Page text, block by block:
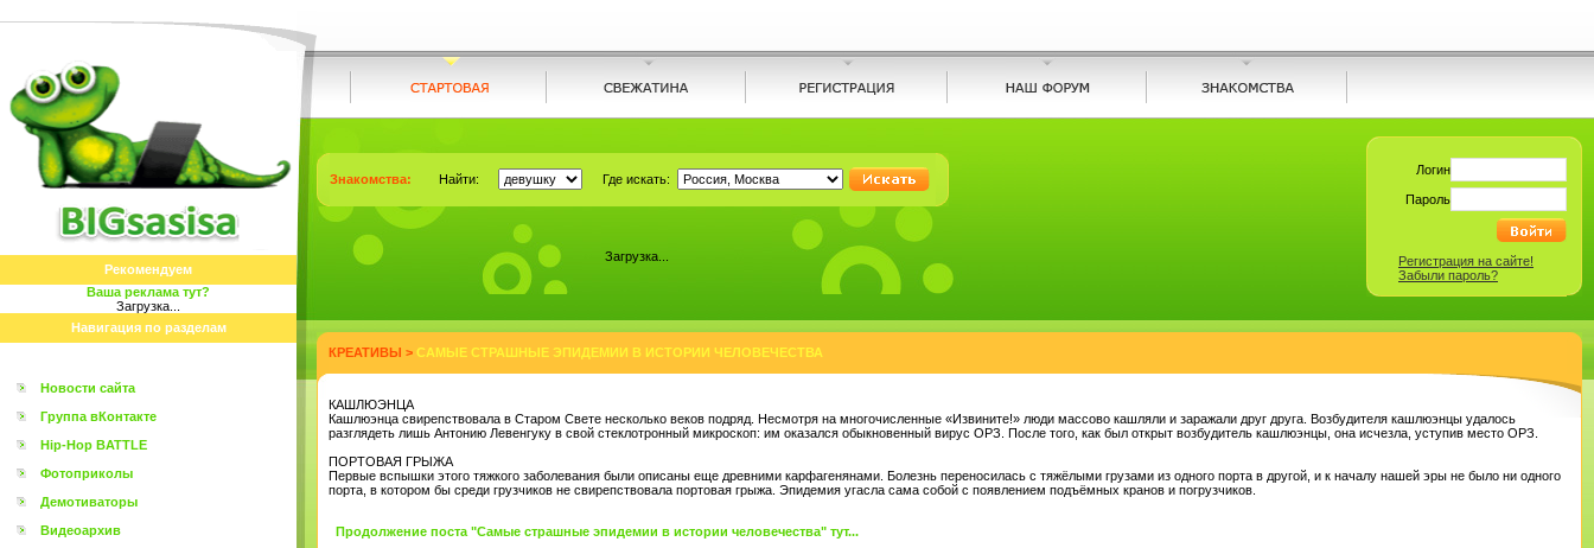
Рекомендуем
Ваша реклама тут?
Загрузка...
Навигация по разделам
Новости сайта
Группа вКонтакте
Hip-Hop BATTLE
Фотоприколы
Демотиваторы
Видеоархив
Знакомства: Найти: Где искать:
Логин
Пароль
Регистрация на сайте!
Забыли пароль?
Загрузка...
КРЕАТИВЫ > САМЫЕ СТРАШНЫЕ ЭПИДЕМИИ В ИСТОРИИ ЧЕЛОВЕЧЕСТВА
КАШЛЮЭНЦА
Кашлюэнца свирепствовала в Старом Свете несколько веков подряд. Несмотря на многочисленные «Извините!» люди массово кашляли и заражали друг друга. Возбудителя кашлюэнцы удалось
разглядеть лишь Антонию Левенгуку в свой стеклотронный микроскоп: им оказался обыкновенный вирус ОРЗ. После того, как был открыт возбудитель кашлюэнцы, она исчезла, уступив место ОРЗ.
ПОРТОВАЯ ГРЫЖА
Первые вспышки этого тяжкого заболевания были описаны еще древними карфагенянами. Болезнь переносилась с тяжёлыми грузами из одного порта в другой, и к началу нашей эры не было ни одного
порта, в котором бы среди грузчиков не свирепствовала портовая грыжа. Эпидемия угасла сама собой с появлением подъёмных кранов и погрузчиков.
Продолжение поста "Самые страшные эпидемии в истории человечества" тут...